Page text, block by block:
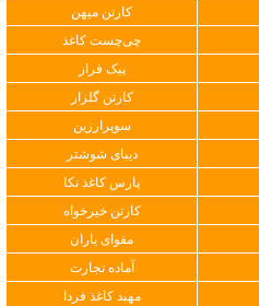
کارتن میهن
چی‌چست کاغذ
پیک فراز
کارتن گلزار
سوپرارزین
دیبای شوشتر
پارس کاغذ نکا
کارتن خیرخواه
مقوای یاران
آماده تجارت
مهبد کاغذ فردا